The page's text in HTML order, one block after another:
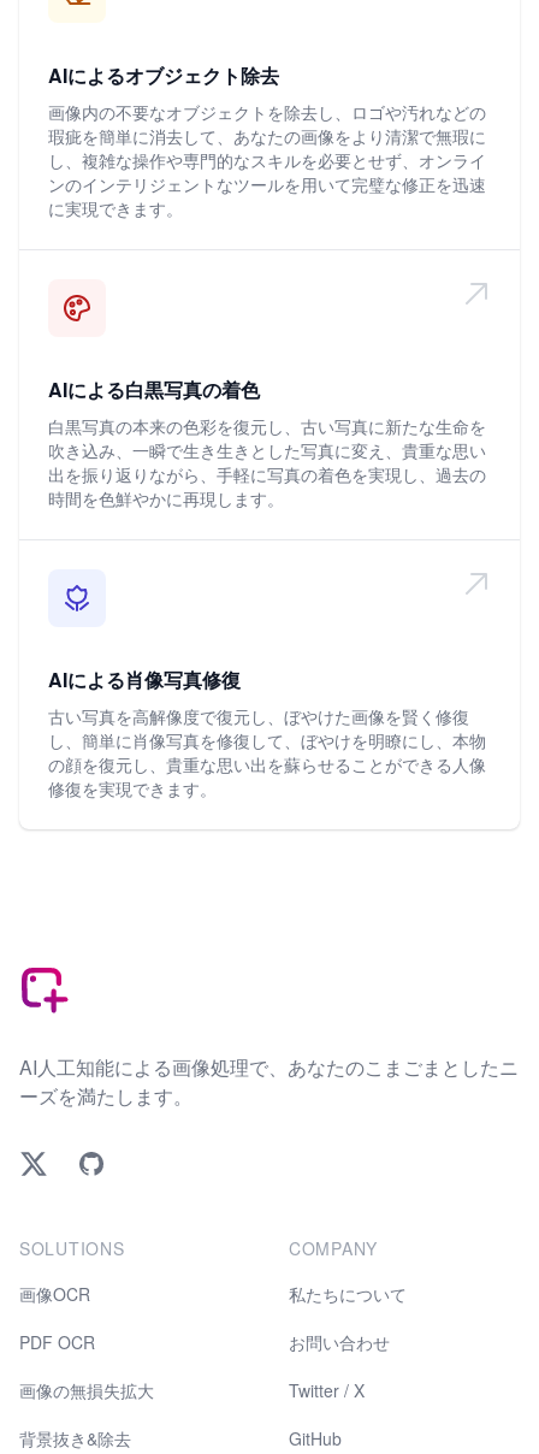
AIによるオブジェクト除去
画像内の不要なオブジェクトを除去し、ロゴや汚れなどの
瑕疵を簡単に消去して、あなたの画像をより清潔で無瑕に
し、複雑な操作や専門的なスキルを必要とせず、オンライ
ンのインテリジェントなツールを用いて完璧な修正を迅速
に実現できます。
AIによる白黒写真の着色
白黒写真の本来の色彩を復元し、古い写真に新たな生命を
吹き込み、一瞬で生き生きとした写真に変え、貴重な思い
出を振り返りながら、手軽に写真の着色を実現し、過去の
時間を色鮮やかに再現します。
AIによる肖像写真修復
古い写真を高解像度で復元し、ぼやけた画像を賢く修復
し、簡単に肖像写真を修復して、ぼやけを明瞭にし、本物
の顔を復元し、貴重な思い出を蘇らせることができる人像
修復を実現できます。
AI人工知能による画像処理で、あなたのこまごまとしたニ
ーズを満たします。
Twitter GitHub
SOLUTIONS
画像OCR
PDF OCR
画像の無損失拡大
背景抜き&除去
COMPANY
私たちについて
お問い合わせ
Twitter / X
GitHub